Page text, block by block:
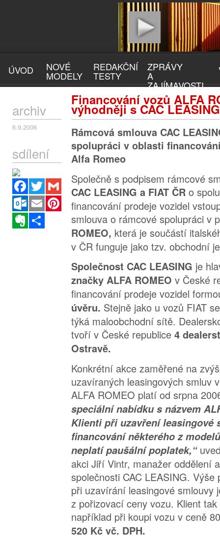
ÚVOD NOVÉ
MODELY
REDAKČNÍ
TESTY
ZPRÁVY
A
ZAJÍMAVOSTI
Financování vozů ALFA
výhodněji s CAC LEASING
archiv
6.9.2006
sdílení
Facebook
Twitter
Gmail
Outlook.com
Email
Pinterest
Evernote
Rámcová smlouva CAC
spolupráci v oblasti
Alfa Romeo
Společně s podpisem rámcové
CAC LEASING a FIAT ČR o
financování prodeje vozidel
smlouva o rámcové spolupráci v
ROMEO, která je součástí
v ČR funguje jako tzv. obchodní
Společnost CAC LEASING je
značky ALFA ROMEO v České
financování prodeje vozidel
úvěru. Stejně jako u vozů FIAT
týká maloobchodní sítě.
tvoří v České republice 4
Ostravě.
Konkrétní akce zaměřené na
uzavíraných leasingových smluv
ALFA ROMEO platí od srpna
speciální nabídku s názvem
Klienti při uzavření leasingové
financování některého z
neplatí paušální poplatek,“
akci Jiří Vintr, manažer oddělení
společnosti CAC LEASING.
při uzavírání leasingové smlouvy
z pořizovací ceny vozu. Klient
například při koupi vozu v ceně
520 Kč vč. DPH.